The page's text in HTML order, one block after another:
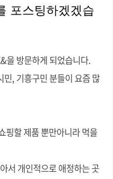
포스팅하겠겠습
을 방문하게 되었습니다.
민, 기흥구민 분들이 요즘 많
핑할 제품 뿐만아니라 먹을
서 개인적으로 애정하는 곳